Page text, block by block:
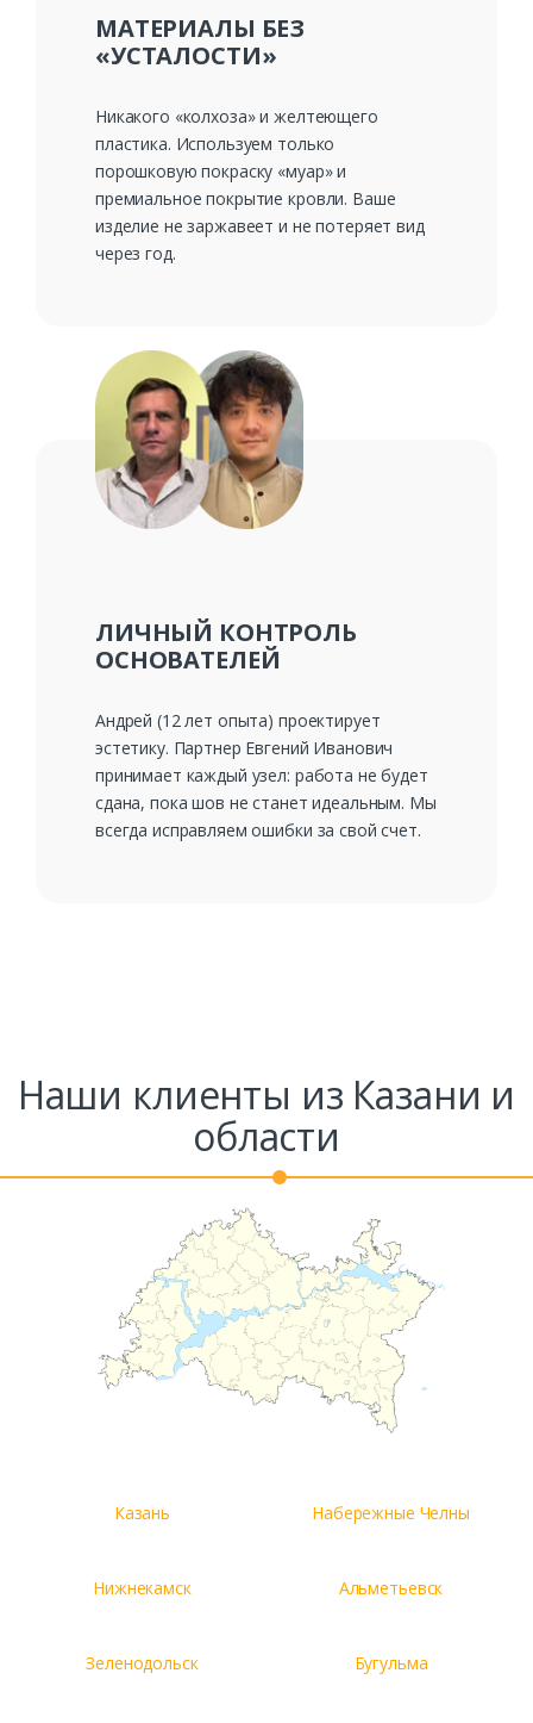
МАТЕРИАЛЫ БЕЗ
«УСТАЛОСТИ»
Никакого «колхоза» и желтеющего
пластика. Используем только
порошковую покраску «муар» и
премиальное покрытие кровли. Ваше
изделие не заржавеет и не потеряет вид
через год.
ЛИЧНЫЙ КОНТРОЛЬ
ОСНОВАТЕЛЕЙ
Андрей (12 лет опыта) проектирует
эстетику. Партнер Евгений Иванович
принимает каждый узел: работа не будет
сдана, пока шов не станет идеальным. Мы
всегда исправляем ошибки за свой счет.
Наши клиенты из Казани и
области
Казань Набережные Челны
Нижнекамск Альметьевск
Зеленодольск Бугульма